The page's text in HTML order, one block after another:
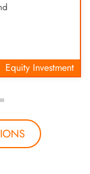
Equity Investment